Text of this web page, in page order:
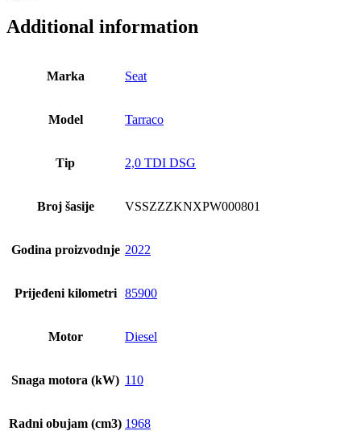
Additional information
Marka Seat
Model Tarraco
Tip 2,0 TDI DSG
Broj šasije VSSZZZKNXPW000801
Godina proizvodnje 2022
Prijeđeni kilometri 85900
Motor Diesel
Snaga motora (kW) 110
Radni obujam (cm3) 1968